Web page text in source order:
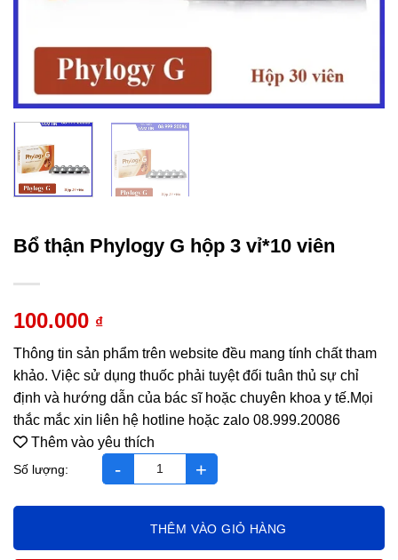
Bổ thận Phylogy G hộp 3 vỉ*10 viên
100.000 ₫
Bổ thận Phylogy G hộp 3 vỉ*10 viên số lượng
THÊM VÀO GIỎ HÀNG
Thông tin sản phẩm trên website đều mang tính chất tham
khảo. Việc sử dụng thuốc phải tuyệt đối tuân thủ sự chỉ
định và hướng dẫn của bác sĩ hoặc chuyên khoa y tế.Mọi
thắc mắc xin liên hệ hotline hoặc zalo 08.999.20086
Thêm vào yêu thích